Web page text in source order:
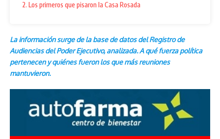
2. Los primeros que pisaron la Casa Rosada
La información surge de la base de datos del Registro de
Audiencias del Poder Ejecutivo, analizada. A qué fuerza política
pertenecen y quiénes fueron los que más reuniones
mantuvieron.